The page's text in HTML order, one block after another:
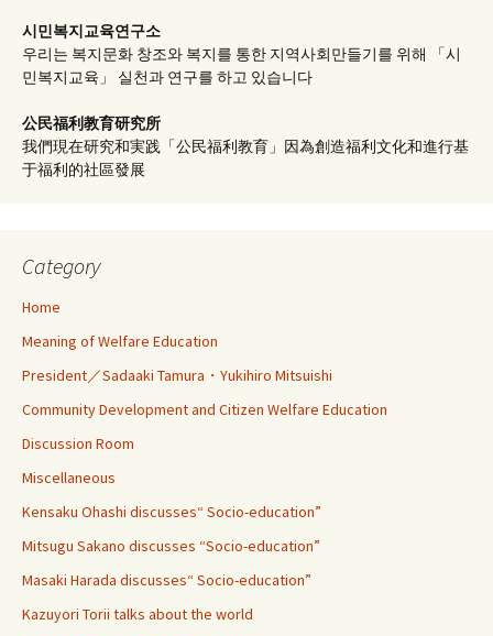
시민복지교육연구소
우리는 복지문화 창조와 복지를 통한 지역사회만들기를 위해 「시
민복지교육」 실천과 연구를 하고 있습니다
公民福利教育研究所
我們現在研究和実践「公民福利教育」因為創造福利文化和進行基
于福利的社區發展
Category
Home
Meaning of Welfare Education
President／Sadaaki Tamura・Yukihiro Mitsuishi
Community Development and Citizen Welfare Education
Discussion Room
Miscellaneous
Kensaku Ohashi discusses“ Socio-education”
Mitsugu Sakano discusses “Socio-education”
Masaki Harada discusses“ Socio-education”
Kazuyori Torii talks about the world